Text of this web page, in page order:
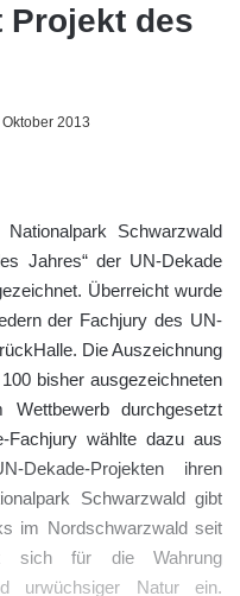
Projekt des
2013
Schwarzwald
Jahres“ der UN-Dekade
Überreicht wurde
der Fachjury des UN-
Die Auszeichnung
bisher ausgezeichneten
durchgesetzt
Fachjury wählte dazu aus
Projekten ihren
Schwarzwald gibt
im Nordschwarzwald seit
sich für die Wahrung
urwüchsiger Natur ein.